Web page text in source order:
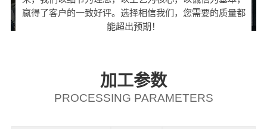
赢得了客户的一致好评。选择相信我们，您需要的质量都
能超出预期！
加工参数
PROCESSING PARAMETERS